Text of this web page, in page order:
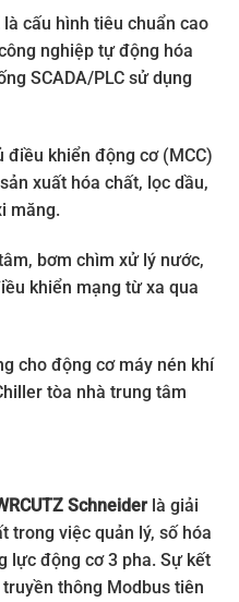
là cấu hình tiêu chuẩn cao
nghiệp tự động hóa
SCADA/PLC sử dụng
điều khiển động cơ (MCC)
xuất hóa chất, lọc dầu,
măng.
bơm chìm xử lý nước,
khiển mạng từ xa qua
cho động cơ máy nén khí
tòa nhà trung tâm
Schneider là giải
trong việc quản lý, số hóa
lực động cơ 3 pha. Sự kết
thông Modbus tiên